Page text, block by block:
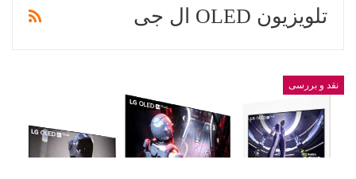
تلویزیون OLED ال جی
نقد و بررسی